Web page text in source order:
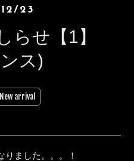
23
らせ【1】
ス)
New arrival
ました。。。！